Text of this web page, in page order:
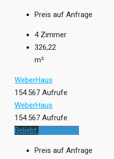
Preis auf Anfrage
4 Zimmer
326,22
m²
WeberHaus
154.567 Aufrufe
WeberHaus
154.567 Aufrufe
Beliebt Kundenhaus
Preis auf Anfrage